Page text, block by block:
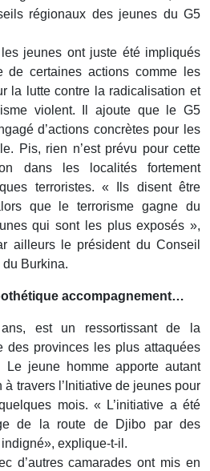
régionaux des jeunes du G5
jeunes ont juste été impliqués
certaines actions comme les
la lutte contre la radicalisation et
violent. Il ajoute que le G5
d’actions concrètes pour les
Pis, rien n’est prévu pour cette
dans les localités fortement
terroristes. « Ils disent être
que le terrorisme gagne du
qui sont les plus exposés »,
ailleurs le président du Conseil
Burkina.
accompagnement…
est un ressortissant de la
des provinces les plus attaquées
Le jeune homme apporte autant
à travers l’Initiative de jeunes pour
mois. « L’initiative a été
de la route de Djibo par des
explique-t-il.
d’autres camarades ont mis en